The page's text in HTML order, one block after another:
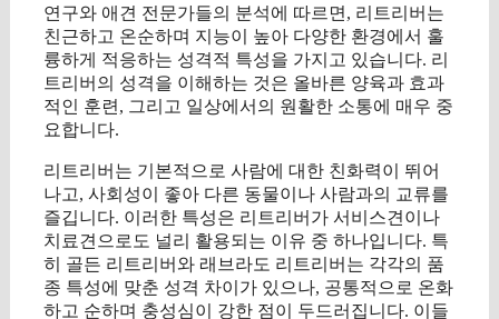
연구와 애견 전문가들의 분석에 따르면, 리트리버는
친근하고 온순하며 지능이 높아 다양한 환경에서 훌
륭하게 적응하는 성격적 특성을 가지고 있습니다. 리
트리버의 성격을 이해하는 것은 올바른 양육과 효과
적인 훈련, 그리고 일상에서의 원활한 소통에 매우 중
요합니다.
리트리버는 기본적으로 사람에 대한 친화력이 뛰어
나고, 사회성이 좋아 다른 동물이나 사람과의 교류를
즐깁니다. 이러한 특성은 리트리버가 서비스견이나
치료견으로도 널리 활용되는 이유 중 하나입니다. 특
히 골든 리트리버와 래브라도 리트리버는 각각의 품
종 특성에 맞춘 성격 차이가 있으나, 공통적으로 온화
하고 순하며 충성심이 강한 점이 두드러집니다. 이들